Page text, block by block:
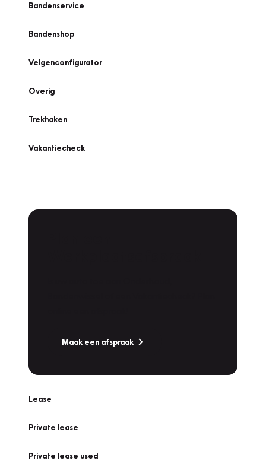
Bandenservice
Bandenshop
Velgenconfigurator
Overig
Trekhaken
Vakantiecheck
Maak een afspraak
Lease
Private lease
Private lease used